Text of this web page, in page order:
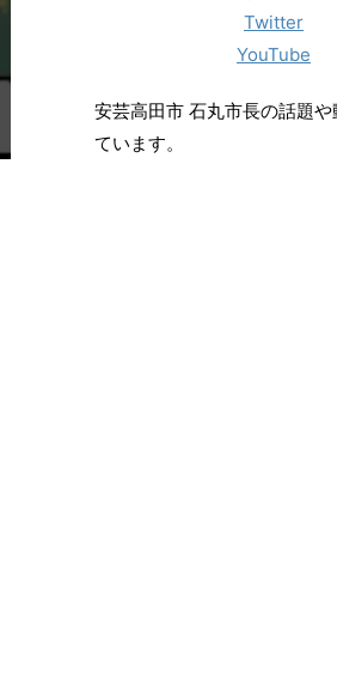
Twitter
YouTube
安芸高田市 石丸市長の話題
ています。